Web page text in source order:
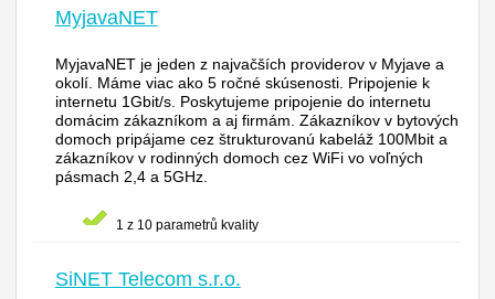
MyjavaNET
MyjavaNET je jeden z najvačších providerov v Myjave a
okolí. Máme viac ako 5 ročné skúsenosti. Pripojenie k
internetu 1Gbit/s. Poskytujeme pripojenie do internetu
domácim zákazníkom a aj firmám. Zákazníkov v bytových
domoch pripájame cez štrukturovanú kabeláž 100Mbit a
zákazníkov v rodinných domoch cez WiFi vo voľných
pásmach 2,4 a 5GHz.
1 z 10 parametrů kvality
SiNET Telecom s.r.o.